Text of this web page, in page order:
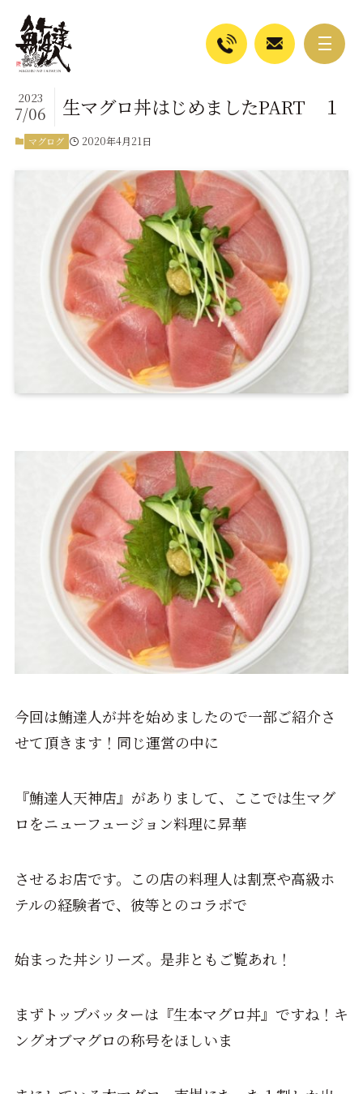
生マグロ丼はじめましたPART １
2023
7/06
マグログ 2020年4月21日
今回は鮪達人が丼を始めましたので一部ご紹介さ
せて頂きます！同じ運営の中に
『鮪達人天神店』がありまして、ここでは生マグ
ロをニューフュージョン料理に昇華
させるお店です。この店の料理人は割烹や高級ホ
テルの経験者で、彼等とのコラボで
始まった丼シリーズ。是非ともご覧あれ！
まずトップバッターは『生本マグロ丼』ですね！キ
ングオブマグロの称号をほしいま